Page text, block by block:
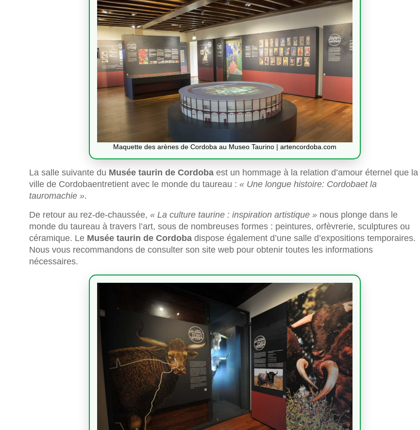
Maquette des arènes de Cordoba au Museo Taurino | artencordoba.com
La salle suivante du Musée taurin de Cordoba est un hommage à la relation d’amour éternel que la
ville de Cordobaentretient avec le monde du taureau : « Une longue histoire: Cordobaet la
tauromachie ».
De retour au rez-de-chaussée, « La culture taurine : inspiration artistique » nous plonge dans le
monde du taureau à travers l’art, sous de nombreuses formes : peintures, orfèvrerie, sculptures ou
céramique. Le Musée taurin de Cordoba dispose également d’une salle d’expositions temporaires.
Nous vous recommandons de consulter son site web pour obtenir toutes les informations
nécessaires.